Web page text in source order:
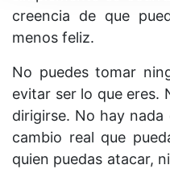
creencia de que
menos feliz.
No puedes tomar
evitar ser lo que eres.
dirigirse. No hay
cambio real que
quien puedas atacar,